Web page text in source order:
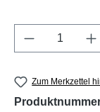
Produkt
Zum Merkzettel